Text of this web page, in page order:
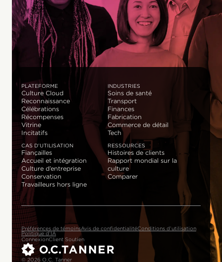
PLATEFORME
Culture Cloud
Reconnaissance
Célébrations
Récompenses
Vitrine
Incitatifs
INDUSTRIES
Soins de santé
Transport
Finances
Fabrication
Commerce de détail
Tech
CAS D’UTILISATION
Fiançailles
Accueil et intégration
Culture d’entreprise
Conservation
Travailleurs hors ligne
RESSOURCES
Histoires de clients
Rapport mondial sur la
culture
Comparer
Préférences de témoinsAvis de confidentialitéConditions d’utilisation
Politique d’IA
ConnexionClient Soutien
© 2026 O.C. Tanner